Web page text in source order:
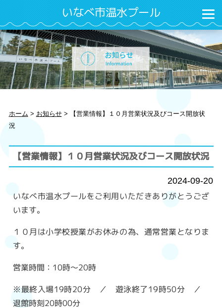
いなべ市温水プール
ホーム > お知らせ>
【営業情報】１０月営業状況及びコース開放状
況
【営業情報】１０月営業状況及びコース開放状況
2024-09-20
いなべ市温水プールをご利用いただきありがとうござ
います。
１０月は小学校授業がお休みの為、通常営業となりま
す。
営業時間：10時～20時
※最終入場19時20分 ／ 遊泳終了19時50分 ／
退館時刻20時00分